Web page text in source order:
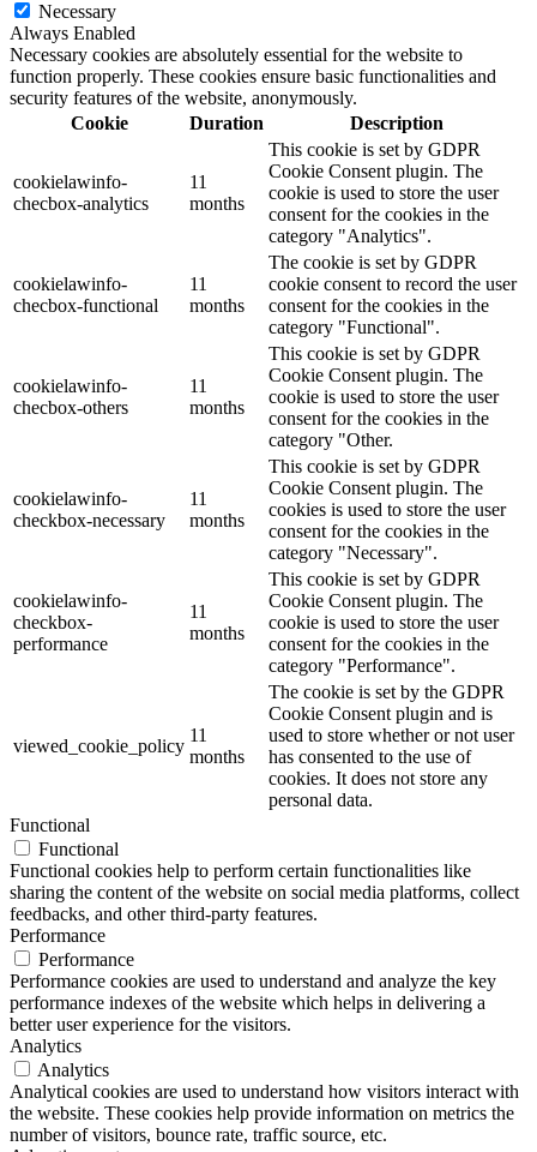
Necessary
Always Enabled
Necessary cookies are absolutely essential for the website to
function properly. These cookies ensure basic functionalities and
security features of the website, anonymously.
Cookie
Duration Description
cookielawinfo-
checbox-analytics
11
months
This cookie is set by GDPR
Cookie Consent plugin. The
cookie is used to store the user
consent for the cookies in the
category "Analytics".
cookielawinfo-
checbox-functional
11
months
The cookie is set by GDPR
cookie consent to record the user
consent for the cookies in the
category "Functional".
cookielawinfo-
checbox-others
11
months
This cookie is set by GDPR
Cookie Consent plugin. The
cookie is used to store the user
consent for the cookies in the
category "Other.
cookielawinfo-
checkbox-necessary
11
months
This cookie is set by GDPR
Cookie Consent plugin. The
cookies is used to store the user
consent for the cookies in the
category "Necessary".
cookielawinfo-
checkbox-
performance
11
months
This cookie is set by GDPR
Cookie Consent plugin. The
cookie is used to store the user
consent for the cookies in the
category "Performance".
viewed_cookie_policy
11
months
The cookie is set by the GDPR
Cookie Consent plugin and is
used to store whether or not user
has consented to the use of
cookies. It does not store any
personal data.
Functional
Functional
Functional cookies help to perform certain functionalities like
sharing the content of the website on social media platforms, collect
feedbacks, and other third-party features.
Performance
Performance
Performance cookies are used to understand and analyze the key
performance indexes of the website which helps in delivering a
better user experience for the visitors.
Analytics
Analytics
Analytical cookies are used to understand how visitors interact with
the website. These cookies help provide information on metrics the
number of visitors, bounce rate, traffic source, etc.